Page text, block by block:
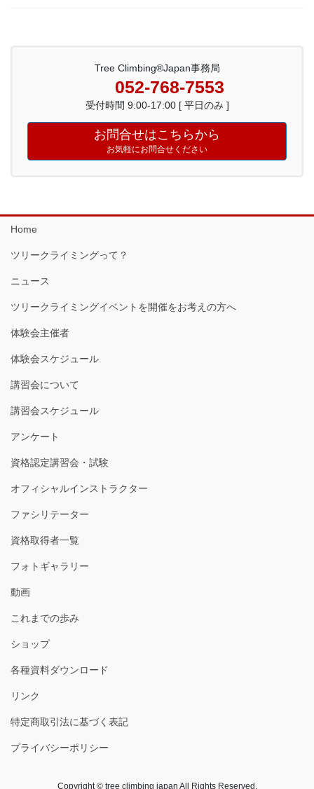
Tree Climbing®Japan事務局
052-768-7553
受付時間 9:00-17:00 [ 平日のみ ]
お問合せはこちらから
お気軽にお問合せください
Home
ツリークライミングって？
ニュース
ツリークライミングイベントを開催をお考えの方へ
体験会主催者
体験会スケジュール
講習会について
講習会スケジュール
アンケート
資格認定講習会・試験
オフィシャルインストラクター
ファシリテーター
資格取得者一覧
フォトギャラリー
動画
これまでの歩み
ショップ
各種資料ダウンロード
リンク
特定商取引法に基づく表記
プライバシーポリシー
Copyright © tree climbing japan All Rights Reserved.